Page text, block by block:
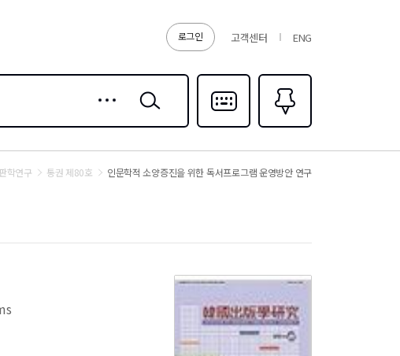
로그인 고객센터 ENG
검색
다국어입력
즐겨찾기0
학연구 통권 제80호 인문학적 소양증진을 위한 독서프로그램 운영방안 연구